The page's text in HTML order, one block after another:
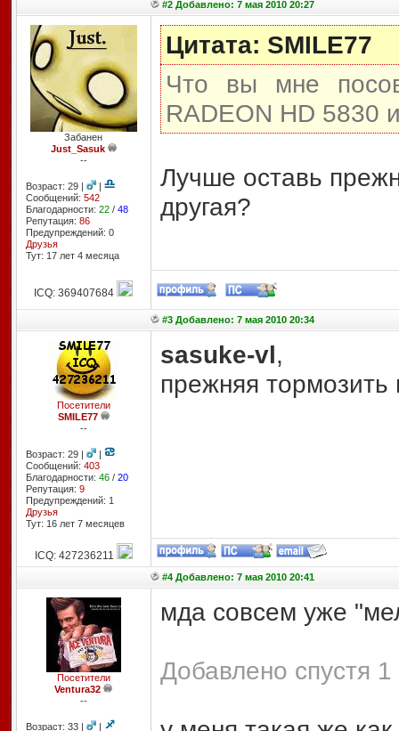
#2 Добавлено: 7 мая 2010 20:27
Забанен
Just_Sasuk
--
Возраст: 29 |
|
Сообщений: 542
Благодарности: 22/ 48
Репутация: 86
Предупреждений: 0
Друзья
Тут: 17 лет 4 месяцa
Цитата: SMILE77
Что вы мне
RADEON HD 5830
Лучше оставь
другая?
ICQ: 369407684
#3 Добавлено: 7 мая 2010 20:34
Посетители
SMILE77
--
Возраст: 29 |
|
Сообщений: 403
Благодарности: 46/ 20
Репутация: 9
Предупреждений: 1
Друзья
Тут: 16 лет 7 месяцев
sasuke-vl,
прежняя
ICQ: 427236211
#4 Добавлено: 7 мая 2010 20:41
Посетители
Ventura32
--
Возраст: 33 |
|
мда совсем уже
Добавлено спустя